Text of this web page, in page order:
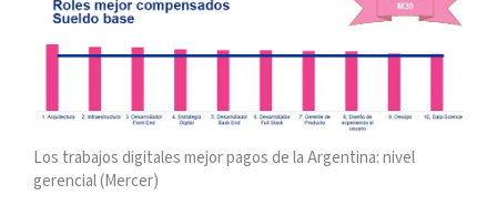
Los trabajos digitales mejor pagos de la Argentina: nivel
gerencial (Mercer)